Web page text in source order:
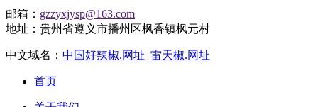
邮箱： gzzyxjysp@163.com
地址：贵州省遵义市播州区枫香镇枫元村
中文域名： 中国好辣椒.网址 雷天椒.网址
首页